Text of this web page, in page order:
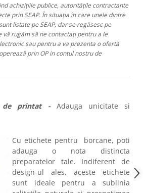
achizițiile publice, autoritățile contractante
prin SEAP. În situația în care unele dintre
listate pe SEAP, dar se regăsesc pe
vă rugăm să ne contactați pentru a le
sau pentru a va prezenta o ofertă
prin OP in contul nostru de
de printat - Adauga unicitate si
Cu etichete pentru borcane, poti
adauga o nota distincta
preparatelor tale. Indiferent de
design-ul ales, aceste etichete
sunt ideale pentru a sublinia